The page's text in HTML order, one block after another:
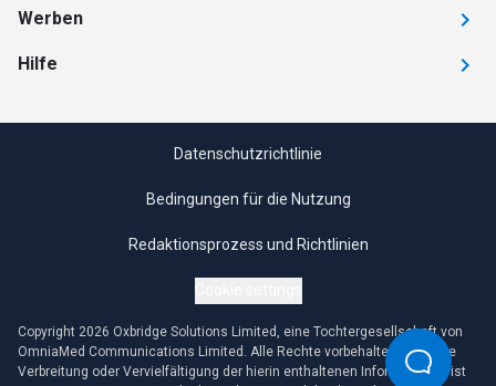
Werben
Hilfe
Datenschutzrichtlinie
Bedingungen für die Nutzung
Redaktionsprozess und Richtlinien
Copyright 2026 Oxbridge Solutions Limited, eine Tochtergesellschaft von
OmniaMed Communications Limited. Alle Rechte vorbehalten. Jegliche
Verbreitung oder Vervielfältigung der hierin enthaltenen Informationen ist